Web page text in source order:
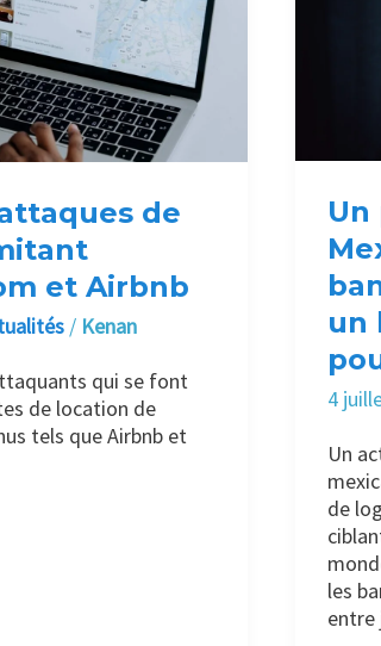
de
et Airbnb
/ Kenan
qui se font
de location de
tels que Airbnb et
Un
un
4
Un
de
les
entre
avec
un
pour